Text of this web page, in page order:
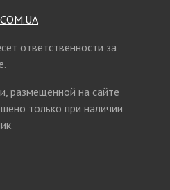
ответственности за
размещенной на сайте
только при наличии